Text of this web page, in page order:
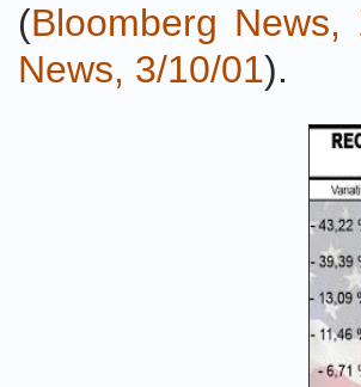
(Bloomberg News,
News, 3/10/01).